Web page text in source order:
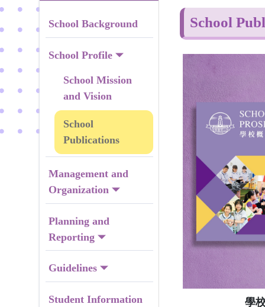
School Background
School Profile
School Mission
and Vision
School
Publications
Management and
Organization
Planning and
Reporting
Guidelines
Student Information
School
學